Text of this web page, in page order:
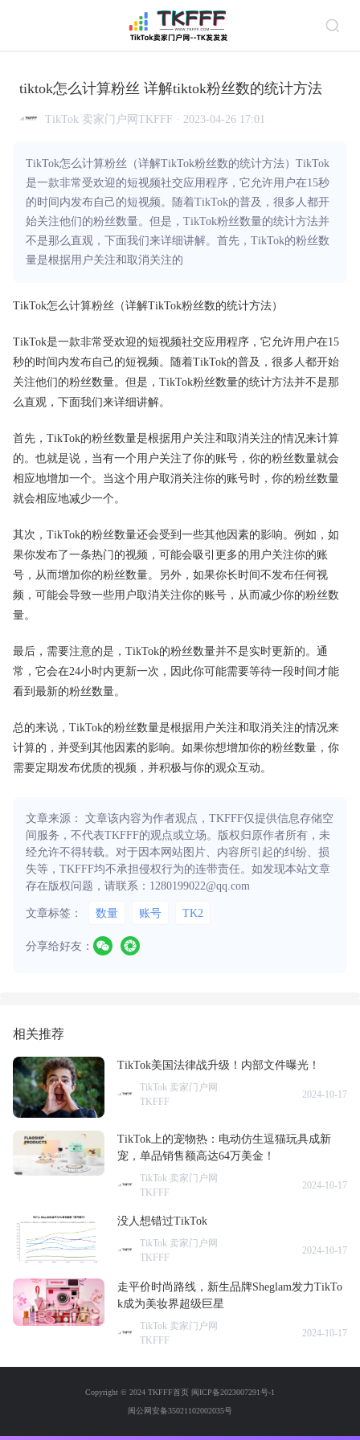
tiktok怎么计算粉丝 详解tiktok粉丝数的统计方法
TikTok 卖家门户网TKFFF · 2023-04-26 17:01
TikTok怎么计算粉丝（详解TikTok粉丝数的统计方法）TikTok
是一款非常受欢迎的短视频社交应用程序，它允许用户在15秒
的时间内发布自己的短视频。随着TikTok的普及，很多人都开
始关注他们的粉丝数量。但是，TikTok粉丝数量的统计方法并
不是那么直观，下面我们来详细讲解。首先，TikTok的粉丝数
量是根据用户关注和取消关注的
TikTok怎么计算粉丝（详解TikTok粉丝数的统计方法）
TikTok是一款非常受欢迎的短视频社交应用程序，它允许用户在15
秒的时间内发布自己的短视频。随着TikTok的普及，很多人都开始
关注他们的粉丝数量。但是，TikTok粉丝数量的统计方法并不是那
么直观，下面我们来详细讲解。
首先，TikTok的粉丝数量是根据用户关注和取消关注的情况来计算
的。也就是说，当有一个用户关注了你的账号，你的粉丝数量就会
相应地增加一个。当这个用户取消关注你的账号时，你的粉丝数量
就会相应地减少一个。
其次，TikTok的粉丝数量还会受到一些其他因素的影响。例如，如
果你发布了一条热门的视频，可能会吸引更多的用户关注你的账
号，从而增加你的粉丝数量。另外，如果你长时间不发布任何视
频，可能会导致一些用户取消关注你的账号，从而减少你的粉丝数
量。
最后，需要注意的是，TikTok的粉丝数量并不是实时更新的。通
常，它会在24小时内更新一次，因此你可能需要等待一段时间才能
看到最新的粉丝数量。
总的来说，TikTok的粉丝数量是根据用户关注和取消关注的情况来
计算的，并受到其他因素的影响。如果你想增加你的粉丝数量，你
需要定期发布优质的视频，并积极与你的观众互动。
文章来源： 文章该内容为作者观点，TKFFF仅提供信息存储空
间服务，不代表TKFFF的观点或立场。版权归原作者所有，未
经允许不得转载。对于因本网站图片、内容所引起的纠纷、损
失等，TKFFF均不承担侵权行为的连带责任。如发现本站文章
存在版权问题，请联系：1280199022@qq.com
文章标签： 数量 账号 TK2
分享给好友：
相关推荐
TikTok美国法律战升级！内部文件曝光！
TikTok 卖家门户网
TKFFF
2024-10-17
TikTok上的宠物热：电动仿生逗猫玩具成新
宠，单品销售额高达64万美金！
TikTok 卖家门户网
TKFFF
2024-10-17
没人想错过TikTok
TikTok 卖家门户网
TKFFF
2024-10-17
走平价时尚路线，新生品牌Sheglam发力TikTo
k成为美妆界超级巨星
TikTok 卖家门户网
TKFFF
2024-10-17
Copyright © 2024 TKFFF首页 闽ICP备2023007291号-1
闽公网安备35021102002035号